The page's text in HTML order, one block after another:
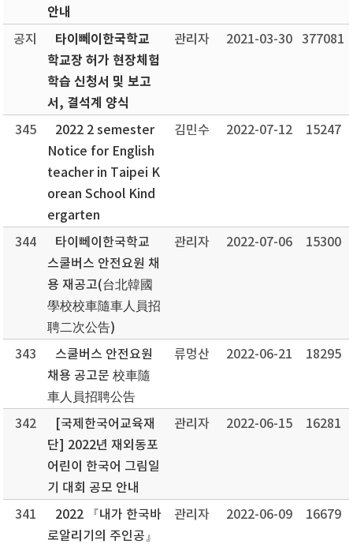
안내
공지
타이뻬이한국학교
학교장 허가 현장체험
학습 신청서 및 보고
서, 결석계 양식
관리자 2021-03-30 377081
345
2022 2 semester
Notice for English
teacher in Taipei K
orean School Kind
ergarten
김민수 2022-07-12 15247
344
타이뻬이한국학교
스쿨버스 안전요원 채
용 재공고(台北韓國
學校校車隨車人員招
聘二次公告)
관리자 2022-07-06 15300
343
스쿨버스 안전요원
채용 공고문 校車隨
車人員招聘公告
류멍산 2022-06-21 18295
342
[국제한국어교육재
단] 2022년 재외동포
어린이 한국어 그림일
기 대회 공모 안내
관리자 2022-06-15 16281
341
2022 『내가 한국바
로알리기의 주인공』
관리자 2022-06-09 16679